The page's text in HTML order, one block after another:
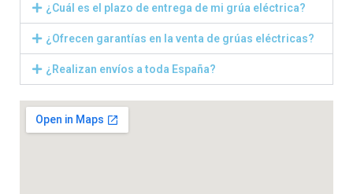
¿Cuál es el plazo de entrega de mi grúa eléctrica?
¿Ofrecen garantías en la venta de grúas eléctricas?
¿Realizan envíos a toda España?